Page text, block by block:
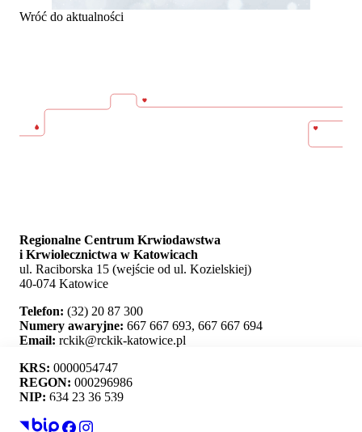
Ta strona używa plików cookie i umożliwia wybór,
Wróć do aktualności
Regionalne Centrum Krwiodawstwa
i Krwiolecznictwa w Katowicach
ul. Raciborska 15 (wejście od ul. Kozielskiej)
40-074 Katowice
Telefon: (32) 20 87 300
Numery awaryjne: 667 667 693, 667 667 694
Email: rckik@rckik-katowice.pl
KRS: 0000054747
REGON: 000296986
NIP: 634 23 36 539